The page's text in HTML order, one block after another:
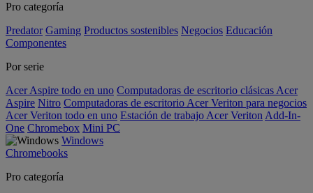
Pro categoría
Predator Gaming Productos sostenibles Negocios Educación
Componentes
Por serie
Acer Aspire todo en uno Computadoras de escritorio clásicas Acer
Aspire Nitro Computadoras de escritorio Acer Veriton para negocios
Acer Veriton todo en uno Estación de trabajo Acer Veriton Add-In-
One Chromebox Mini PC
Windows
Chromebooks
Pro categoría